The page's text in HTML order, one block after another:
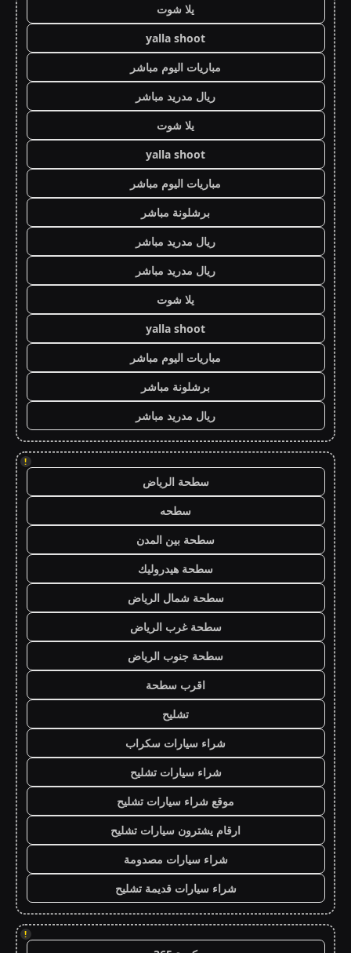
يلا شوت
yalla shoot
مباريات اليوم مباشر
ريال مدريد مباشر
يلا شوت
yalla shoot
مباريات اليوم مباشر
برشلونة مباشر
ريال مدريد مباشر
ريال مدريد مباشر
يلا شوت
yalla shoot
مباريات اليوم مباشر
برشلونة مباشر
ريال مدريد مباشر
!
سطحة الرياض
سطحه
سطحة بين المدن
سطحة هيدروليك
سطحة شمال الرياض
سطحة غرب الرياض
سطحة جنوب الرياض
اقرب سطحة
تشليح
شراء سيارات سكراب
شراء سيارات تشليح
موقع شراء سيارات تشليح
ارقام يشترون سيارات تشليح
شراء سيارات مصدومة
شراء سيارات قديمة تشليح
!